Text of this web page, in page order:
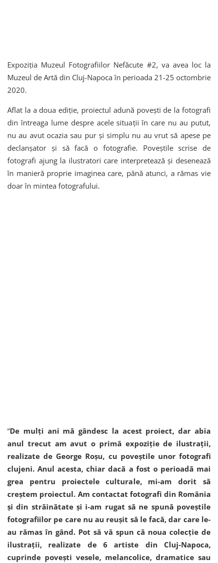
Expoziția Muzeul Fotografiilor Nefăcute #2, va avea loc la
Muzeul de Artă din Cluj-Napoca în perioada 21-25 octombrie
2020.
Aflat la a doua ediție, proiectul adună povești de la fotografi
din întreaga lume despre acele situații în care nu au putut,
nu au avut ocazia sau pur și simplu nu au vrut să apese pe
declanșator și să facă o fotografie. Poveștile scrise de
fotografi ajung la ilustratori care interpretează și desenează
în manieră proprie imaginea care, până atunci, a rămas vie
doar în mintea fotografului.
“De mulți ani mă gândesc la acest proiect, dar abia
anul trecut am avut o primă expoziție de ilustrații,
realizate de George Roșu, cu poveștile unor fotografi
clujeni. Anul acesta, chiar dacă a fost o perioadă mai
grea pentru proiectele culturale, mi-am dorit să
creștem proiectul. Am contactat fotografi din România
și din străinătate și i-am rugat să ne spună poveștile
fotografiilor pe care nu au reușit să le facă, dar care le-
au rămas în gând. Pot să vă spun că noua colecție de
ilustrații, realizate de 6 artiste din Cluj-Napoca,
cuprinde povești vesele, melancolice, dramatice sau